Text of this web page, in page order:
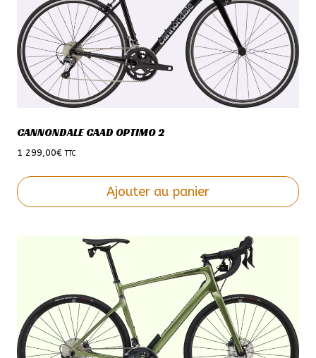
options
peuvent
être
choisies
page
CANNONDALE CAAD OPTIMO 2
1 299,00€ TTC
Ajouter au panier
options
peuvent
être